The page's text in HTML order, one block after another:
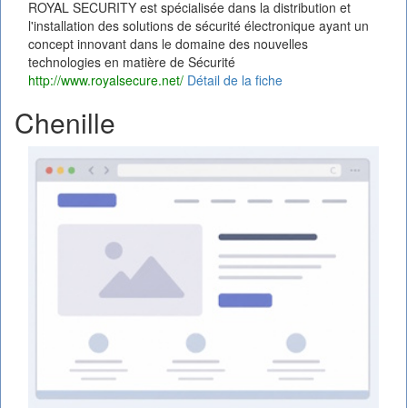
ROYAL SECURITY est spécialisée dans la distribution et
l'installation des solutions de sécurité électronique ayant un
concept innovant dans le domaine des nouvelles
technologies en matière de Sécurité
http://www.royalsecure.net/ Détail de la fiche
Chenille